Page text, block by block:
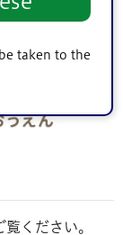
taken to the
覧ください。